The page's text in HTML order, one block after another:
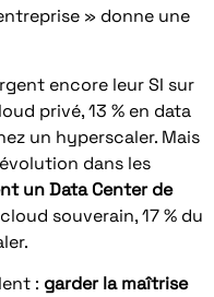
» donne une
encore leur SI sur
privé, 13 % en data
un hyperscaler. Mais
dans les
un Data Center de
souverain, 17 % du
: garder la maîtrise